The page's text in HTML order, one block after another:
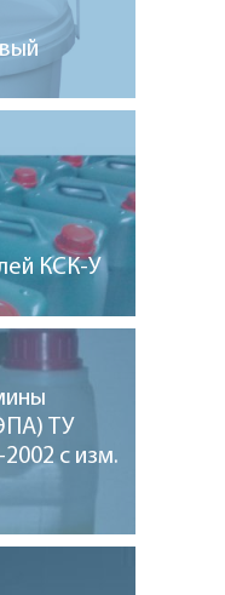
КСК-У
ТУ
с изм.